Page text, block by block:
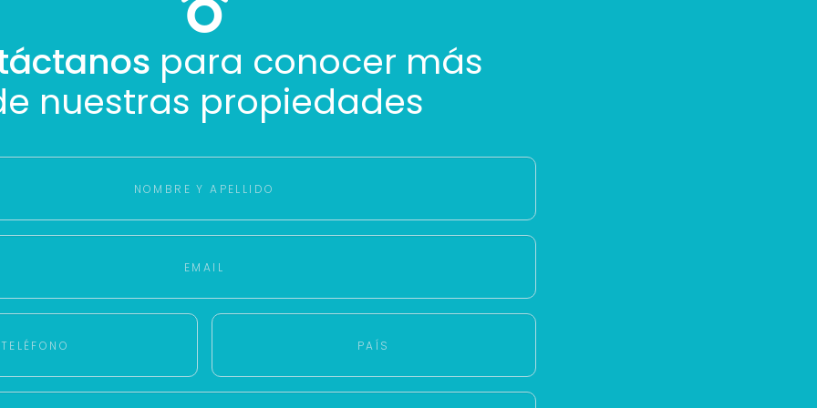
para conocer más
nuestras propiedades